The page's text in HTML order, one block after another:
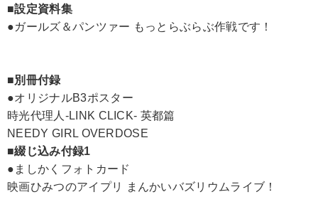
■設定資料集
●ガールズ＆パンツァー もっとらぶらぶ作戦です！
■別冊付録
●オリジナルB3ポスター
時光代理人-LINK CLICK- 英都篇
NEEDY GIRL OVERDOSE
■綴じ込み付録1
●ましかくフォトカード
映画ひみつのアイプリ まんかいバズリウムライブ！